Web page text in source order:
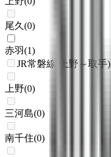
尾久 (0)
赤羽(1)
JR常磐線(上野～取手)
上野(0)
三河島(0)
南千住(0)